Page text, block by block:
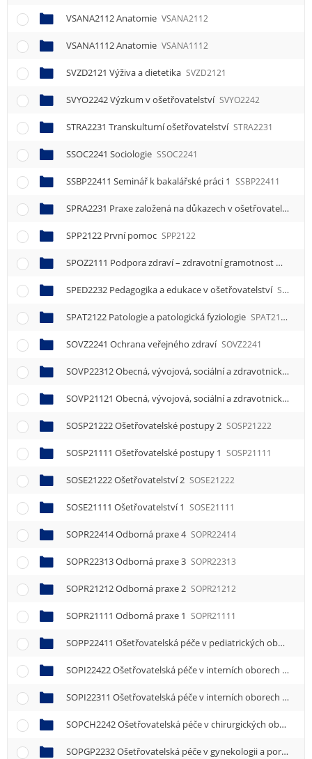
VSANA2112 Anatomie VSANA2112
VSANA1112 Anatomie VSANA1112
SVZD2121 Výživa a dietetika SVZD2121
SVYO2242 Výzkum v ošetřovatelství SVYO2242
STRA2231 Transkulturní ošetřovatelství STRA2231
SSOC2241 Sociologie SSOC2241
SSBP22411 Seminář k bakalářské práci 1 SSBP22411
SPRA2231 Praxe založená na důkazech v ošetřovatelství
SPP2122 První pomoc SPP2122
SPOZ2111 Podpora zdraví – zdravotní gramotnost
SPED2232 Pedagogika a edukace v ošetřovatelství SPED2232
SPAT2122 Patologie a patologická fyziologie SPAT2122
SOVZ2241 Ochrana veřejného zdraví SOVZ2241
SOVP22312 Obecná, vývojová, sociální a zdravotnická psychologie 2
SOVP21121 Obecná, vývojová, sociální a zdravotnická psychologie 1
SOSP21222 Ošetřovatelské postupy 2 SOSP21222
SOSP21111 Ošetřovatelské postupy 1 SOSP21111
SOSE21222 Ošetřovatelství 2 SOSE21222
SOSE21111 Ošetřovatelství 1 SOSE21111
SOPR22414 Odborná praxe 4 SOPR22414
SOPR22313 Odborná praxe 3 SOPR22313
SOPR21212 Odborná praxe 2 SOPR21212
SOPR21111 Odborná praxe 1 SOPR21111
SOPP22411 Ošetřovatelská péče v pediatrických oborech 1
SOPI22422 Ošetřovatelská péče v interních oborech 2
SOPI22311 Ošetřovatelská péče v interních oborech 1
SOPCH2242 Ošetřovatelská péče v chirurgických oborech
SOPGP2232 Ošetřovatelská péče v gynekologii a porodnictví